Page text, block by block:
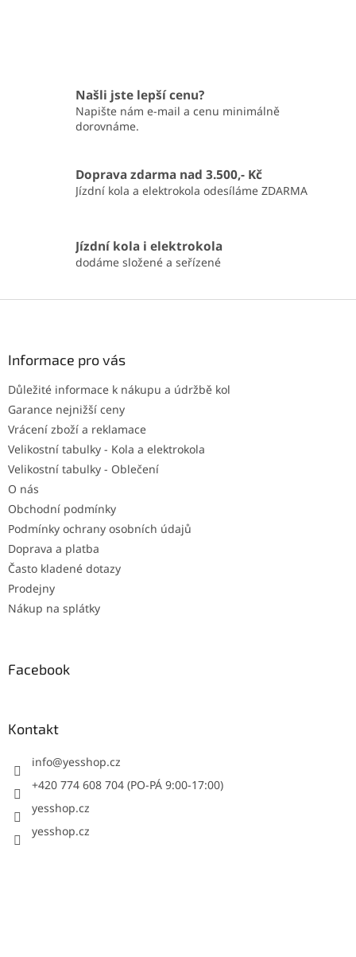
Našli jste lepší cenu?
Napište nám e-mail a cenu minimálně
dorovnáme.
Doprava zdarma nad 3.500,- Kč
Jízdní kola a elektrokola odesíláme ZDARMA
Jízdní kola i elektrokola
dodáme složené a seřízené
Informace pro vás
Důležité informace k nákupu a údržbě kol
Garance nejnižší ceny
Vrácení zboží a reklamace
Velikostní tabulky - Kola a elektrokola
Velikostní tabulky - Oblečení
O nás
Obchodní podmínky
Podmínky ochrany osobních údajů
Doprava a platba
Často kladené dotazy
Prodejny
Nákup na splátky
Facebook
Kontakt
info@yesshop.cz
+420 774 608 704 (PO-PÁ 9:00-17:00)
yesshop.cz
yesshop.cz